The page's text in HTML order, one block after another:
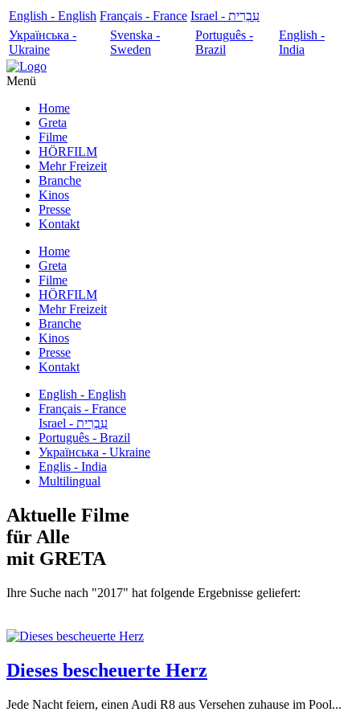
English - English Français - France
עִבְרִית - Israel
Українська -
Ukraine
Svenska -
Sweden
Português -
Brazil
English -
India
Menü
Home
Greta
Filme
HÖRFILM
Mehr Freizeit
Branche
Kinos
Presse
Kontakt
Home
Greta
Filme
HÖRFILM
Mehr Freizeit
Branche
Kinos
Presse
Kontakt
English - English
Français - France
עִבְרִית - Israel
Português - Brazil
Українська - Ukraine
Englis - India
Multilingual
Aktuelle Filme
für Alle
mit GRETA
Ihre Suche nach "2017" hat folgende Ergebnisse geliefert:
Dieses bescheuerte Herz
Jede Nacht feiern, einen Audi R8 aus Versehen zuhause im Pool...